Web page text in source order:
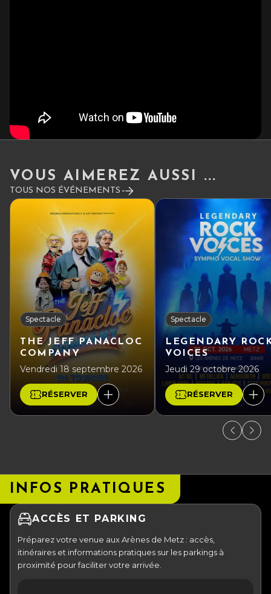
VOUS AIMEREZ AUSSI ...
TOUS NOS ÉVÉNEMENTS
Spectacle
THE JEFF PANACLOC
COMPANY
Vendredi 18 septembre 2026
RÉSERVER
Spectacle
LEGENDARY
VOICES
Jeudi 29 octobre 2026
RÉSERVER
INFOS PRATIQUES
ACCÈS ET PARKING
Préparez votre venue aux Arènes de Metz : accès,
itinéraires et informations pratiques sur les parkings à
proximité pour faciliter votre arrivée.